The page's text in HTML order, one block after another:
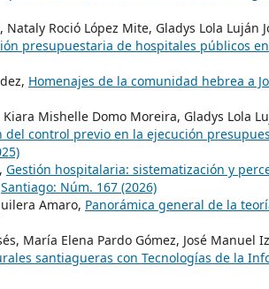
Roció López Mite, Gladys Lola Luján
presupuestaria de hospitales públicos
Homenajes de la comunidad hebrea a
Mishelle Domo Moreira, Gladys Lola
control previo en la ejecución
Gestión hospitalaria: sistematización y
Santiago: Núm. 167 (2026)
Amaro, Panorámica general de la
María Elena Pardo Gómez, José Manuel
santiagueras con Tecnologías de la